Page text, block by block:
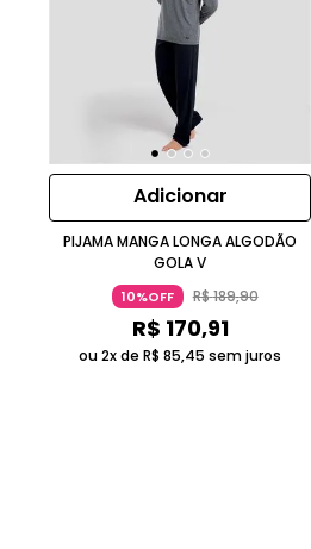
Adicionar
PIJAMA MANGA LONGA ALGODÃO
GOLA V
10%OFF R$189,90
R$ 170,91
ou 2x deR$ 85,45 sem juros